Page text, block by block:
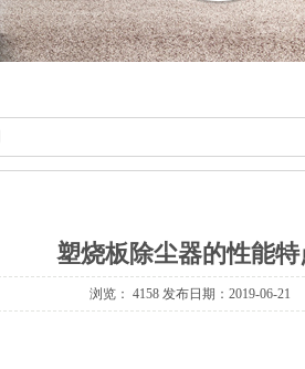
塑烧板除尘器​的性能特
浏览：4158发布日期：2019-06-21